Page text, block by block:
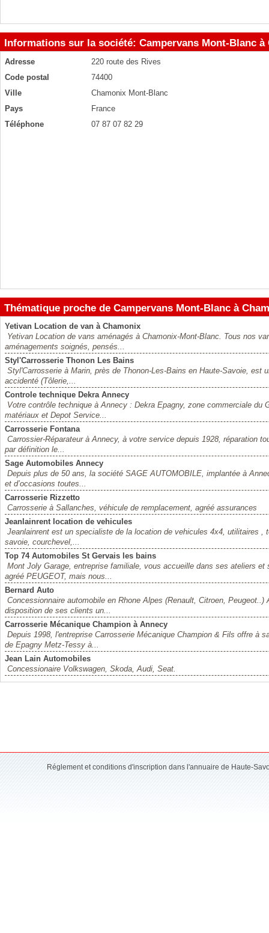
Informations sur la société: Campervans Mont-Blanc à
Adresse
220 route des Rives
Code postal
74400
Ville
Chamonix Mont-Blanc
Pays
France
Téléphone
07 87 07 82 29
Thématique proche de Campervans Mont-Blanc à
Yetivan Location de van à Chamonix
Yetivan Location de vans aménagés à Chamonix-Mont-Blanc. Tous nos
aménagements soignés, pensés...
Styl'Carrosserie Thonon Les Bains
Styl'Carrosserie à Marin, près de Thonon-Les-Bains en Haute-Savoie, est
accidenté (Tôlerie,...
Controle technique Dekra Annecy
Votre contrôle technique à Annecy : Dekra Epagny, zone commerciale du
matériaux et Depot Service...
Carrosserie Fontana
Carrossier-Réparateur à Annecy, à votre service depuis 1928, réparation
par définition le...
Sage Automobiles Annecy
Depuis plus de 50 ans, la société SAGE AUTOMOBILE, implantée à
et d’occasions toutes...
Carrosserie Rizzetto
Carrosserie à Sallanches, véhicule de remplacement, agréé assurances
Jeanlainrent location de vehicules
Jeanlainrent est un specialiste de la location de vehicules 4x4, utilitaires ,
savoie, courchevel,...
Top 74 Automobiles St Gervais les bains
Mont Joly Garage, entreprise familiale, vous accueille dans ses ateliers et
agréé PEUGEOT, mais nous...
Bernard Auto
Concessionnaire automobile en Rhone Alpes (Renault, Citroen,
disposition de ses clients un...
Carrosserie Mécanique Champion à Annecy
Depuis 1998, l'entreprise Carrosserie Mécanique Champion & Fils offre à
de Epagny Metz-Tessy à...
Jean Lain Automobiles
Concessionaire Volkswagen, Skoda, Audi, Seat.
Réglement et conditions d'inscription dans l'annuaire de Haute-